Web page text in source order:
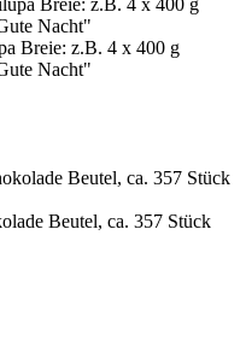
Breie: z.B. 4 x 400 g
Nacht"
Beutel, ca. 357 Stück